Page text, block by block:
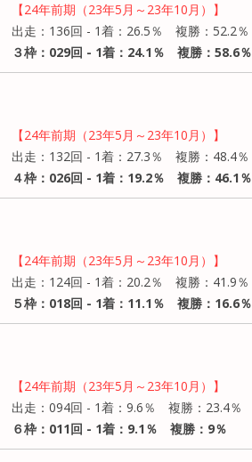
【24年前期（23年5月～23年10月）】
出走：136回 - 1着：26.5％ 複勝：52.2％
３枠：029回 - 1着：24.1％ 複勝：58.6％
【24年前期（23年5月～23年10月）】
出走：132回 - 1着：27.3％ 複勝：48.4％
４枠：026回 - 1着：19.2％ 複勝：46.1％
【24年前期（23年5月～23年10月）】
出走：124回 - 1着：20.2％ 複勝：41.9％
５枠：018回 - 1着：11.1％ 複勝：16.6％
【24年前期（23年5月～23年10月）】
出走：094回 - 1着：9.6％ 複勝：23.4％
６枠：011回 - 1着：9.1％ 複勝：9％